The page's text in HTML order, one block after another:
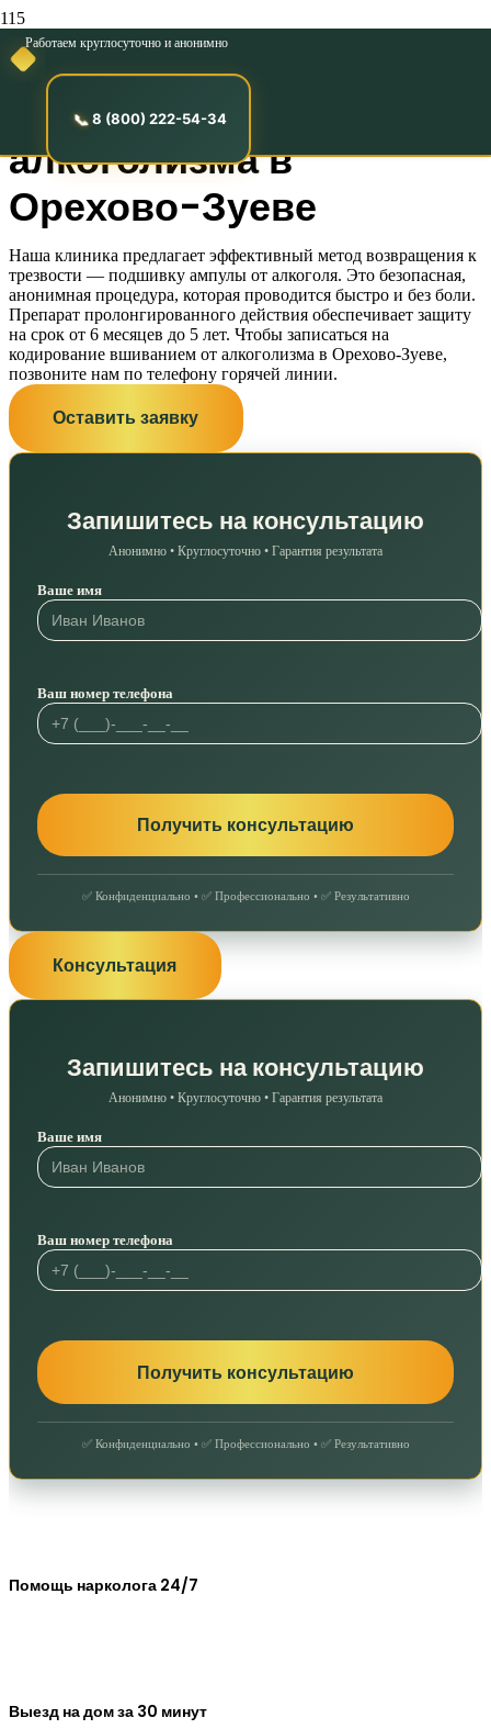
Работаем круглосуточно и анонимно
8 (800) 222-54-34
Кодирование
вшиванием от
алкоголизма в
Орехово-Зуеве
Наша клиника предлагает эффективный метод возвращения к
трезвости — подшивку ампулы от алкоголя. Это безопасная,
анонимная процедура, которая проводится быстро и без боли.
Препарат пролонгированного действия обеспечивает защиту
на срок от 6 месяцев до 5 лет. Чтобы записаться на
кодирование вшиванием от алкоголизма в Орехово-Зуеве,
позвоните нам по телефону горячей линии.
Оставить заявку
Запишитесь на консультацию
Анонимно • Круглосуточно • Гарантия результата
Ваше имя
Ваш номер телефона
✅ Конфиденциально • ✅ Профессионально • ✅ Результативно
Консультация
Запишитесь на консультацию
Анонимно • Круглосуточно • Гарантия результата
Ваше имя
Ваш номер телефона
✅ Конфиденциально • ✅ Профессионально • ✅ Результативно
Помощь нарколога 24/7
Выезд на дом за 30 минут